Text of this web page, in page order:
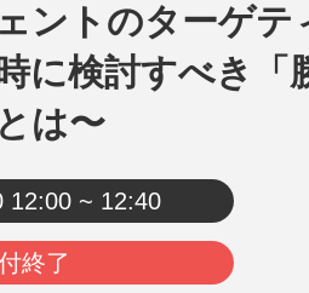
ントのターゲテ
に検討すべき「
は〜
12:00 ~ 12:40
終了